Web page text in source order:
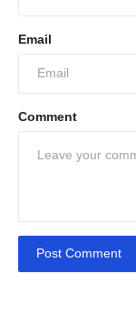
Email
Comment
Post Comment